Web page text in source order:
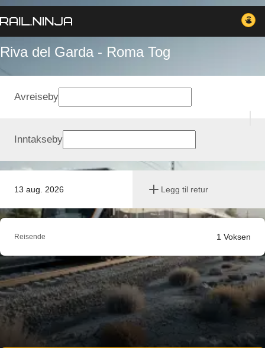
Riva del Garda - Roma Tog
13 aug. 2026 Legg til retur
Avreiseby
Inntakseby
Reisende 1 Voksen